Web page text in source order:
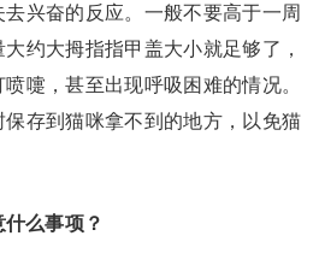
兴奋的反应。一般不要高于一周
约大拇指指甲盖大小就足够了，
嚏，甚至出现呼吸困难的情况。
存到猫咪拿不到的地方，以免猫
么事项？